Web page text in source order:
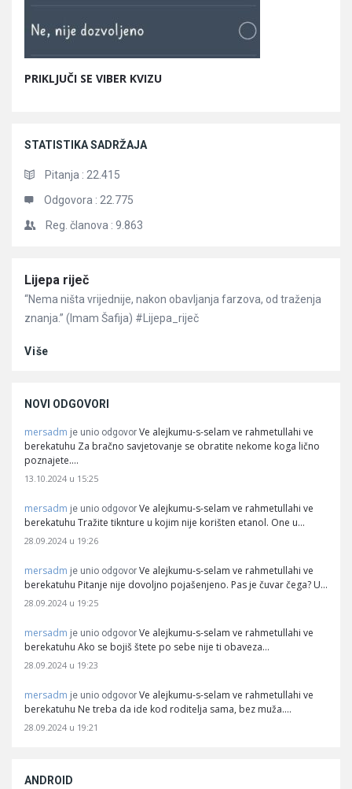
PRIKLJUČI SE VIBER KVIZU
STATISTIKA SADRŽAJA
Pitanja : 22.415
Odgovora : 22.775
Reg. članova : 9.863
Članci
Lijepa riječ
“Nema ništa vrijednije, nakon obavljanja farzova, od traženja
znanja.” (Imam Šafija) #Lijepa_riječ
Više
NOVI ODGOVORI
mersadm je unio odgovor Ve alejkumu-s-selam ve rahmetullahi ve
berekatuhu Za bračno savjetovanje se obratite nekome koga lično
poznajete.…
13.10.2024 u 15:25
mersadm je unio odgovor Ve alejkumu-s-selam ve rahmetullahi ve
berekatuhu Tražite tiknture u kojim nije korišten etanol. One u…
28.09.2024 u 19:26
mersadm je unio odgovor Ve alejkumu-s-selam ve rahmetullahi ve
berekatuhu Pitanje nije dovoljno pojašenjeno. Pas je čuvar čega? U…
28.09.2024 u 19:25
mersadm je unio odgovor Ve alejkumu-s-selam ve rahmetullahi ve
berekatuhu Ako se bojiš štete po sebe nije ti obaveza…
28.09.2024 u 19:23
mersadm je unio odgovor Ve alejkumu-s-selam ve rahmetullahi ve
berekatuhu Ne treba da ide kod roditelja sama, bez muža.…
28.09.2024 u 19:21
ANDROID